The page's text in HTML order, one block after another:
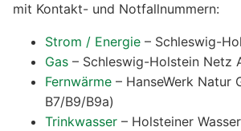
mit Kontakt- und Notfallnummern:
Strom / Energie – Schleswig-
Gas – Schleswig-Holstein Netz
Fernwärme – HanseWerk Natur
B7/B9/B9a)
Trinkwasser – Holsteiner